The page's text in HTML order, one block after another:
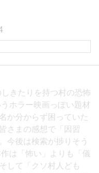
きたりを持つ村の恐怖
ホラー映画っぽい題材
か分からず困っていた
さまの感想で「因習
今後は検索が捗りそう
は「怖い」よりも「儀
して「クソ村人ども